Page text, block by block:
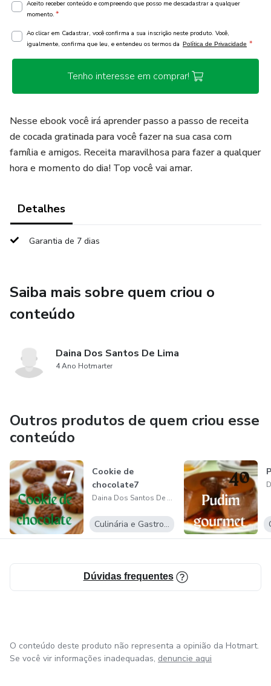
Aceito receber conteúdo e compreendo que posso me descadastrar a qualquer
momento. *
Ao clicar em Cadastrar, você confirma a sua inscrição neste produto. Você,
igualmente, confirma que leu, e entendeu os termos da Política de Privacidade *
Tenho interesse em comprar!
Nesse ebook você irá aprender passo a passo de receita
de cocada gratinada para você fazer na sua casa com
família e amigos. Receita maravilhosa para fazer a qualquer
hora e momento do dia! Top você vai amar.
Detalhes
Garantia de 7 dias
Saiba mais sobre quem criou o
conteúdo
Daina Dos Santos De Lima
4 Ano Hotmarter
Outros produtos de quem criou esse
conteúdo
Cookie de
chocolate7
Daina Dos Santos De Lima
Culinária e Gastronomia
Dúvidas frequentes
O conteúdo deste produto não representa a opinião da Hotmart.
Se você vir informações inadequadas, denuncie aqui